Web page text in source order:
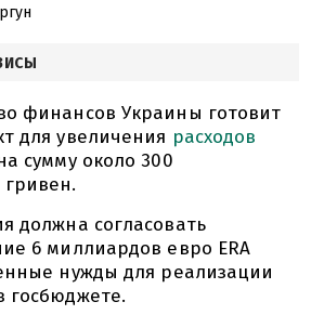
финансов Украины готовит
для увеличения расходов
сумму около 300
должна согласовать
6 миллиардов евро ERA
нужды для реализации
госбюджете.